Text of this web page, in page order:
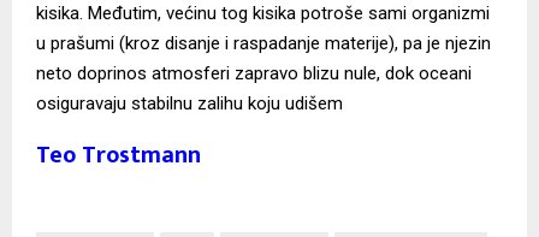
kisika. Međutim, većinu tog kisika potroše sami organizmi
u prašumi (kroz disanje i raspadanje materije), pa je njezin
neto doprinos atmosferi zapravo blizu nule, dok oceani
osiguravaju stabilnu zalihu koju udišem
Teo Trostmann